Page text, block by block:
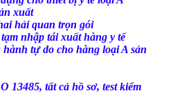
xuất
hải quan trọn gói
nhập tái xuất hàng y tế
tự do cho hàng loại A sản
13485, tất cả hồ sơ, test kiểm